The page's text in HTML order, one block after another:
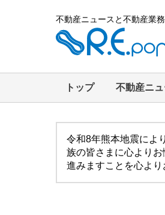
不動産ニュースと不動産業
トップ 不動産ニ
令和8年熊本地震によ
族の皆さまに心より
進みますことを心より